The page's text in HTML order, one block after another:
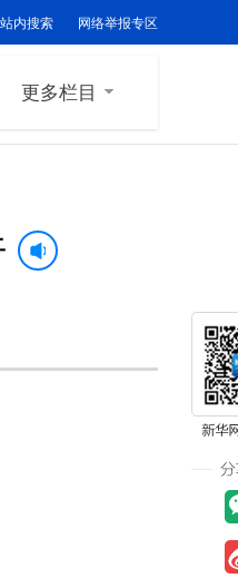
站内搜索 网络举报专区
更多栏目